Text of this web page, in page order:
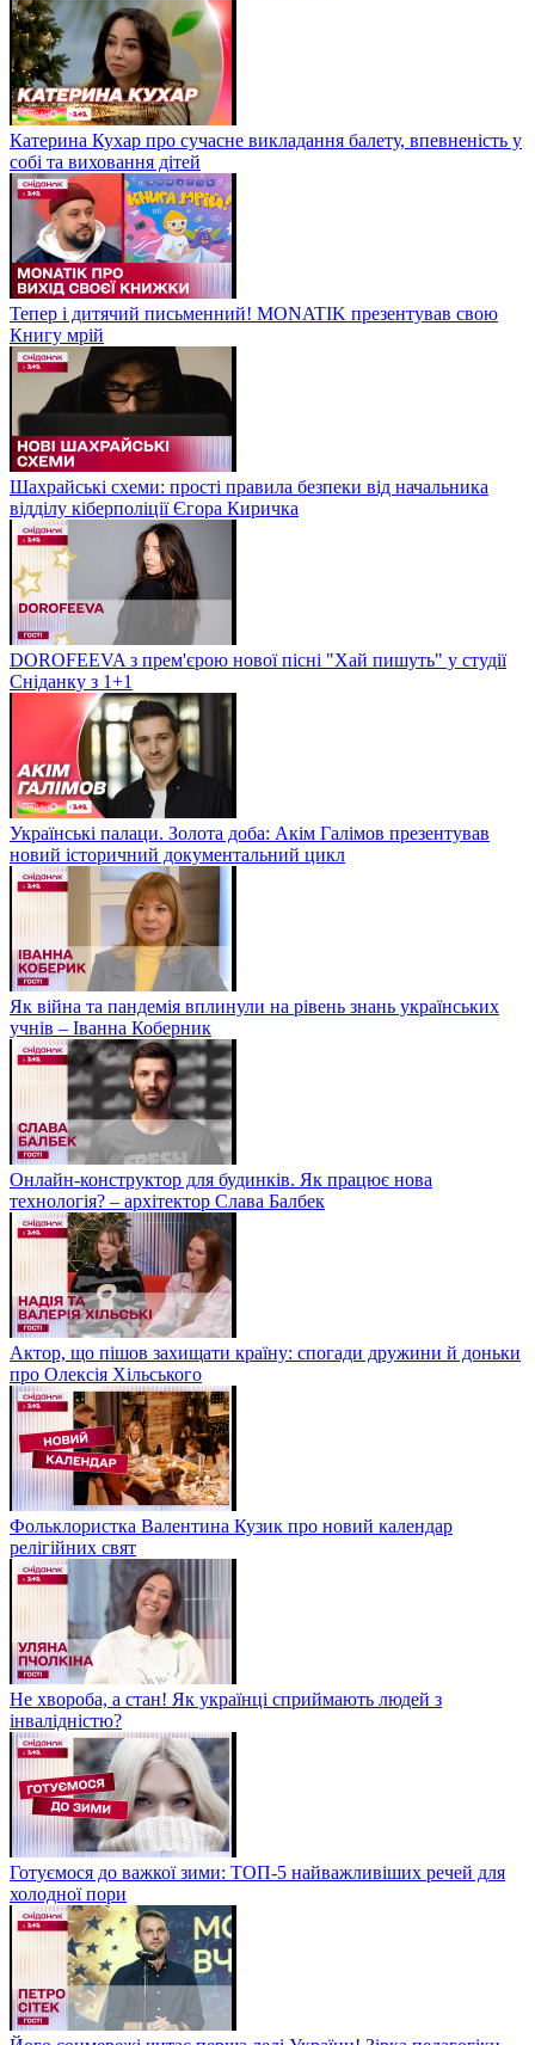
Катерина Кухар про сучасне викладання балету, впевненість у
собі та виховання дітей
Тепер і дитячий письменний! MONATIK презентував свою
Книгу мрій
Шахрайські схеми: прості правила безпеки від начальника
відділу кіберполіції Єгора Киричка
DOROFEEVA з прем'єрою нової пісні "Хай пишуть" у студії
Сніданку з 1+1
Українські палаци. Золота доба: Акім Галімов презентував
новий історичний документальний цикл
Як війна та пандемія вплинули на рівень знань українських
учнів – Іванна Коберник
Онлайн-конструктор для будинків. Як працює нова
технологія? – архітектор Слава Балбек
Актор, що пішов захищати країну: спогади дружини й доньки
про Олексія Хільського
Фольклористка Валентина Кузик про новий календар
релігійних свят
Не хвороба, а стан! Як українці сприймають людей з
інвалідністю?
Готуємося до важкої зими: ТОП-5 найважливіших речей для
холодної пори